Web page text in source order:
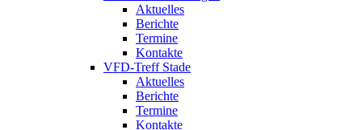
Aktuelles
Berichte
Termine
Kontakte
VFD-Treff Stade
Aktuelles
Berichte
Termine
Kontakte